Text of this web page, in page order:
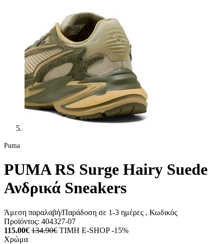
Puma
PUMA RS Surge Hairy Suede
Ανδρικά Sneakers
Άμεση παραλαβή/Παράδοση σε 1-3 ημέρες , Κωδικός
Προϊόντος: 404327-07
115.00€ 134.90€ ΤΙΜΗ E-SHOP -15%
Χρώμα